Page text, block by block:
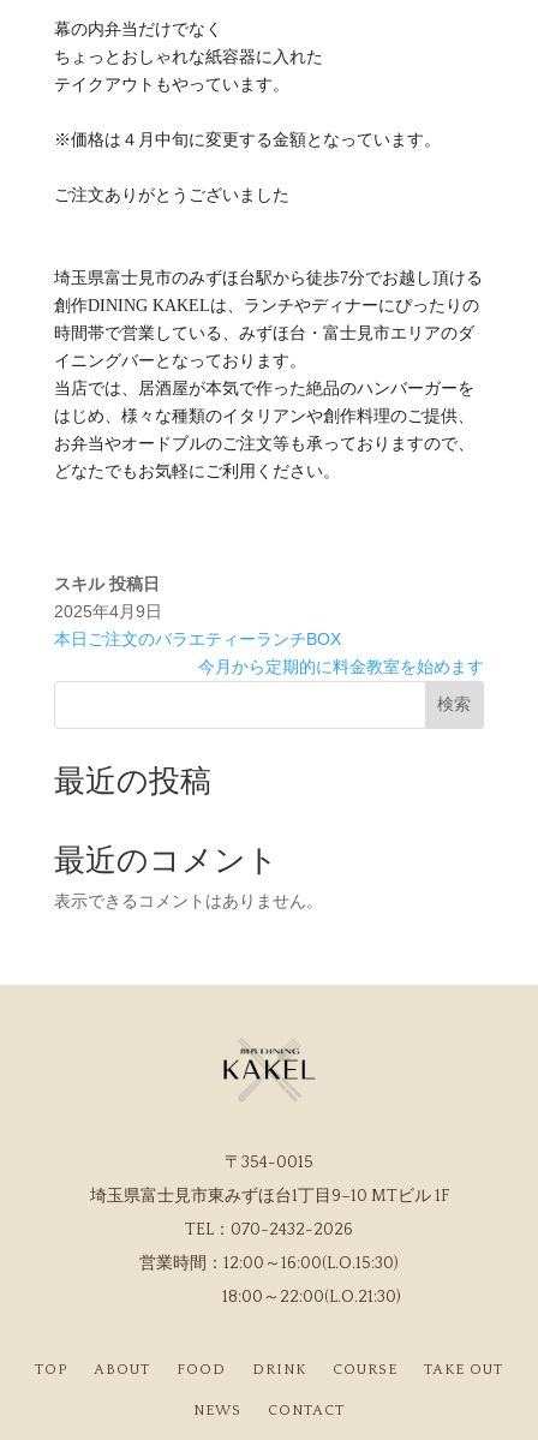
幕の内弁当だけでなく
ちょっとおしゃれな紙容器に入れた
テイクアウトもやっています。
※価格は４月中旬に変更する金額となっています。
ご注文ありがとうございました
埼玉県富士見市のみずほ台駅から徒歩7分でお越し頂ける
創作DINING KAKELは、ランチやディナーにぴったりの
時間帯で営業している、みずほ台・富士見市エリアのダ
イニングバーとなっております。
当店では、居酒屋が本気で作った絶品のハンバーガーを
はじめ、様々な種類のイタリアンや創作料理のご提供、
お弁当やオードブルのご注文等も承っておりますので、
どなたでもお気軽にご利用ください。
スキル 投稿日
2025年4月9日
本日ご注文のバラエティーランチBOX
今月から定期的に料金教室を始めます
検索
最近の投稿
最近のコメント
表示できるコメントはありません。
〒354-0015
埼玉県富士見市東みずほ台1丁目9−10 MTビル 1F
TEL： 070-2432-2026
営業時間： 12:00～16:00(L.O.15:30)
18:00～22:00(L.O.21:30)
TOP ABOUT FOOD DRINK COURSE TAKE OUT
NEWS CONTACT